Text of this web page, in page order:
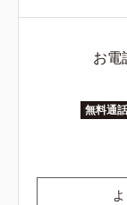
お電
無料通話